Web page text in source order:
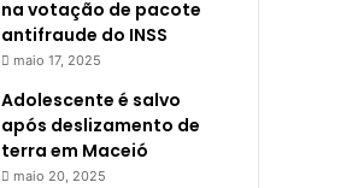
na votação de pacote
antifraude do INSS
maio 17, 2025
Adolescente é salvo
após deslizamento de
terra em Maceió
maio 20, 2025